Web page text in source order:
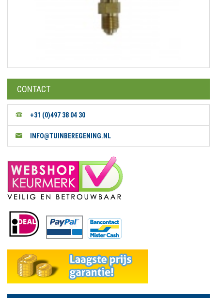
CONTACT
+31 (0)497 38 04 30
INFO@TUINBEREGENING.NL